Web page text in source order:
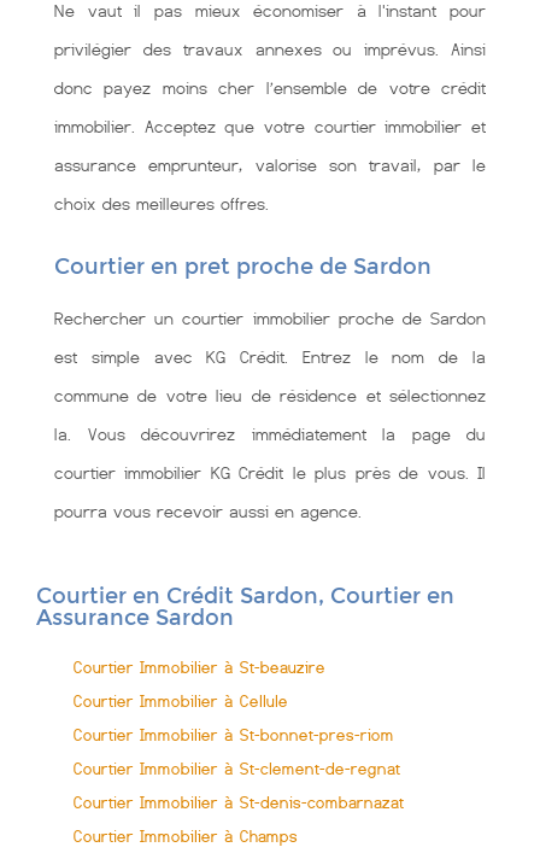
Ne vaut il pas mieux économiser à l'instant pour
privilégier des travaux annexes ou imprévus. Ainsi
donc payez moins cher l’ensemble de votre crédit
immobilier. Acceptez que votre courtier immobilier et
assurance emprunteur, valorise son travail, par le
choix des meilleures offres.
Courtier en pret proche de Sardon
Rechercher un courtier immobilier proche de Sardon
est simple avec KG Crédit. Entrez le nom de la
commune de votre lieu de résidence et sélectionnez
la. Vous découvrirez immédiatement la page du
courtier immobilier KG Crédit le plus près de vous. Il
pourra vous recevoir aussi en agence.
Courtier en Crédit Sardon, Courtier en
Assurance Sardon
Courtier Immobilier à St-beauzire
Courtier Immobilier à Cellule
Courtier Immobilier à St-bonnet-pres-riom
Courtier Immobilier à St-clement-de-regnat
Courtier Immobilier à St-denis-combarnazat
Courtier Immobilier à Champs